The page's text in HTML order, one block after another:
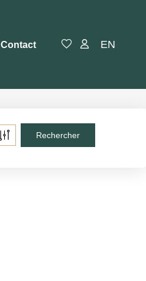
Contact EN